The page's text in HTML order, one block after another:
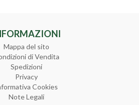
Mappa del sito
di Vendita
Spedizioni
Privacy
Cookies
Note Legali